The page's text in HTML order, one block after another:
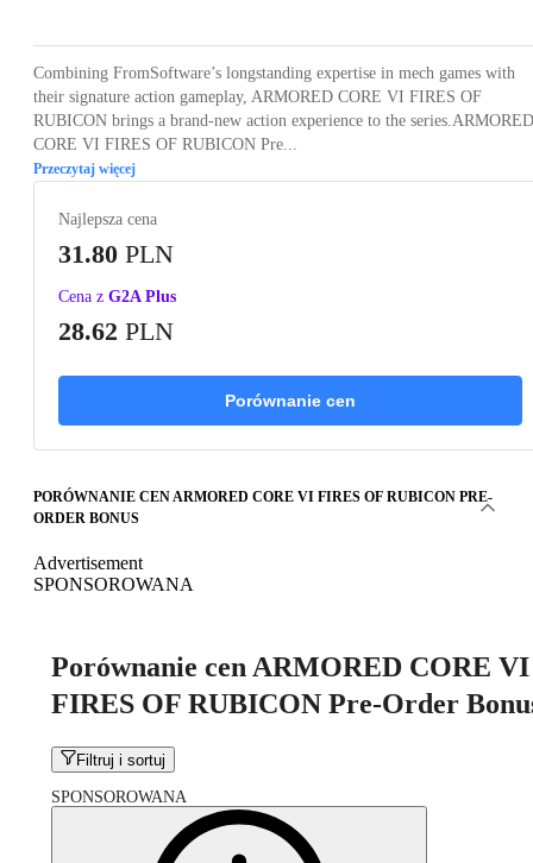
Combining FromSoftware’s longstanding expertise in mech games with
their signature action gameplay, ARMORED CORE VI FIRES OF
RUBICON brings a brand-new action experience to the series.ARMORED
CORE VI FIRES OF RUBICON Pre...
Przeczytaj więcej
Najlepsza cena
31.80 PLN
Cena z G2A Plus
28.62 PLN
Porównanie cen
PORÓWNANIE CEN ARMORED CORE VI FIRES OF RUBICON PRE-
ORDER BONUS
Advertisement
SPONSOROWANA
Porównanie cen ARMORED CORE VI
FIRES OF RUBICON Pre-Order
Filtruj i sortuj
SPONSOROWANA